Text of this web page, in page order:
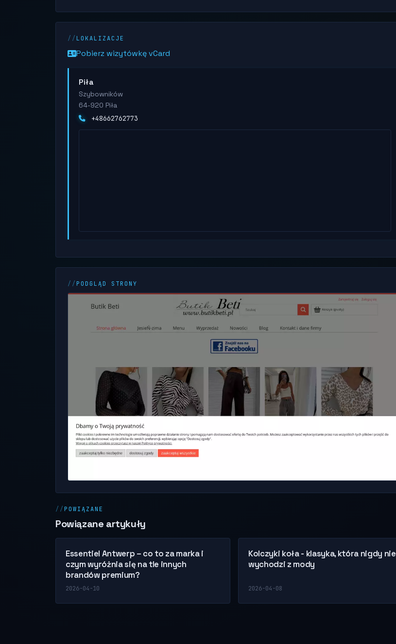
LOKALIZACJE
Pobierz wizytówkę vCard
Piła
Szybowników
64-920 Piła
+48662762773
PODGLĄD STRONY
POWIĄZANE
Powiązane artykuły
Essentiel Antwerp – co to za marka i
czym wyróżnia się na tle innych
brandów premium?
2026-04-10
Kolczyki koła - klasyka, która nigdy nie
wychodzi z mody
2026-04-08